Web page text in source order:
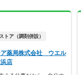
トア（調剤併設）
ア薬局株式会社 ウエル
店